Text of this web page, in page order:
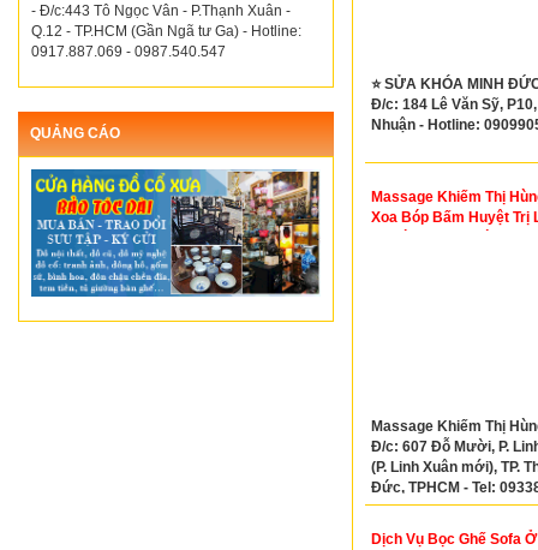
- Đ/c:443 Tô Ngọc Vân - P.Thạnh Xuân -
Q.12 - TP.HCM (Gần Ngã tư Ga) - Hotline:
0917.887.069 - 0987.540.547
QUẢNG CÁO
⭐ SỬA KHÓA MINH
Đ/c: 184 Lê Văn Sỹ,
Nhuận - Hotline:
Massage Khiếm Thị
Xoa Bóp Bấm Huyệt Trị
Massage Khiếm Thị
Đ/c: 607 Đỗ Mười, P.
(P. Linh Xuân mới), TP.
Đức, TPHCM - Tel:
Dịch Vụ Bọc Ghế Sofa